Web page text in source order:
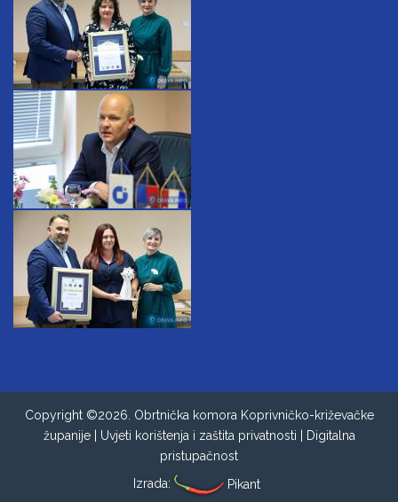
Copyright ©2026. Obrtnička komora Koprivničko-križevačke
županije | Uvjeti korištenja i zaštita privatnosti
Digitalna
pristupačnost
Izrada:
Pikant